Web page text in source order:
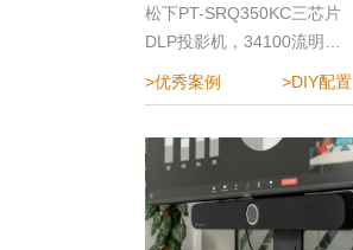
芯片DLP投影机
松下PT-SRQ350KC三芯片
DLP投影机，34100流明…
>优秀案例 >DIY配置